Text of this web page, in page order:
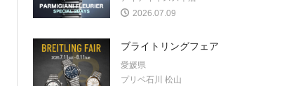
2026.07.09
ブライトリングフェア
愛媛県
プリベ石川 松山